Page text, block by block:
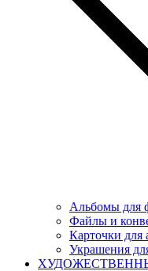
Альбомы для
Файлы и
Карточки для
Украшения